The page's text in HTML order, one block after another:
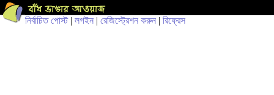
নির্বাচিত পোস্ট| লগইন | রেজিস্ট্রেশন করুন | রিফ্রেস